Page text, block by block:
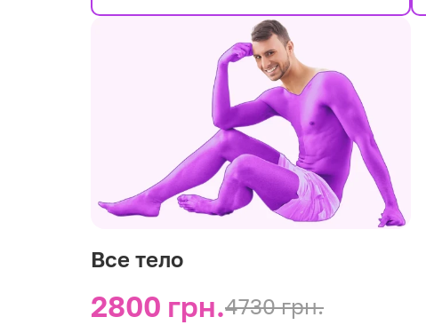
Все тело
2800 грн.4730 грн.